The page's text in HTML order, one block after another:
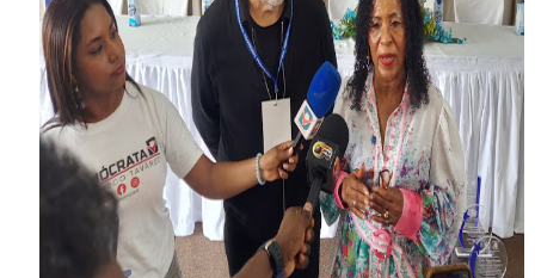
El PRM renueva su cúpula directiva: Luis Abinader
Fellito Suberví inspecciona obras en las “villas” y
Comedores Comunitarios de DASAC garantizan
UNTC inicia ofensiva para recuperar fuerza gremial
PRM escogerá este domingo su nueva cúpula